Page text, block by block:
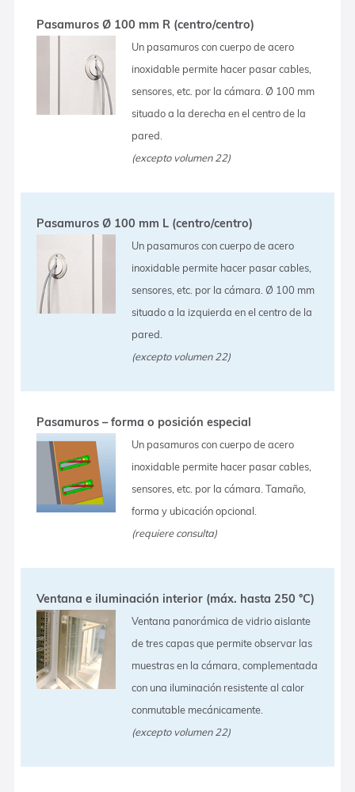
Pasamuros Ø 100 mm R (centro/centro)
Un pasamuros con cuerpo de acero
inoxidable permite hacer pasar cables,
sensores, etc. por la cámara. Ø 100 mm
situado a la derecha en el centro de la
pared.
(excepto volumen 22)
Pasamuros Ø 100 mm L (centro/centro)
Un pasamuros con cuerpo de acero
inoxidable permite hacer pasar cables,
sensores, etc. por la cámara. Ø 100 mm
situado a la izquierda en el centro de la
pared.
(excepto volumen 22)
Pasamuros – forma o posición especial
Un pasamuros con cuerpo de acero
inoxidable permite hacer pasar cables,
sensores, etc. por la cámara. Tamaño,
forma y ubicación opcional.
(requiere consulta)
Ventana e iluminación interior (máx. hasta 250 °C)
Ventana panorámica de vidrio aislante
de tres capas que permite observar las
muestras en la cámara, complementada
con una iluminación resistente al calor
conmutable mecánicamente.
(excepto volumen 22)